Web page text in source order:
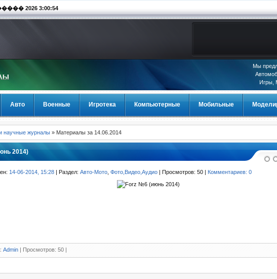
2026 3:00:54
Мы
Игры,
Авто Военные Игротека Компьютерные Мобильные
научные журналы » Материалы за 14.06.2014
2014)
14-06-2014, 15:28 | Раздел: Авто-Мото Фото,Видео,Аудио | Просмотров: 50 | Комментариев: 0
Admin | Просмотров: 50 |